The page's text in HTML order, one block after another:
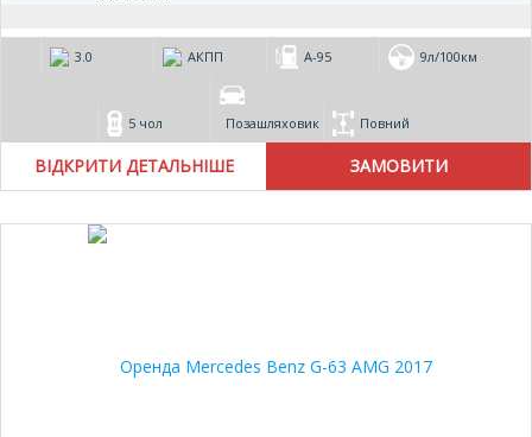
3.0 АКПП А-95 9л/100км
5 чол Позашляховик Повний
ВІДКРИТИ ДЕТАЛЬНІШЕ